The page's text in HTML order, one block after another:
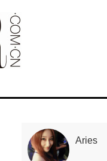
Aries